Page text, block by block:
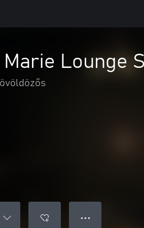
Lounge
● ● ●